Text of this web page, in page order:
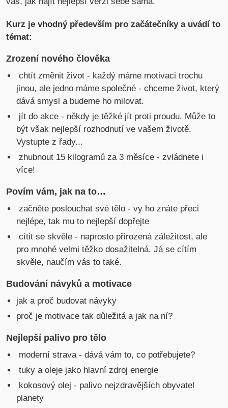
Kurz je vhodný především pro začátečníky a uvádí to
témat:
Zrození nového člověka
chtít změnit život - každý máme motivaci trochu
jinou, ale jedno máme společné - chceme život, který
dává smysl a budeme ho milovat.
jít do akce - někdy je těžké jít proti proudu. Může to
být však nejlepší rozhodnutí ve vašem životě.
Vystupte z řady...
zhubnout 15 kilogramů za 3 měsíce - zvládnete i
více!
Povím vám, jak na to…
začněte poslouchat své tělo - vy ho znáte přeci
nejlépe, tak mu to nejlepší dopřejte
cítit se skvěle - naprosto přirozená záležitost, ale
pro mnohé velmi těžko dosažitelná. Já se cítím
skvěle, naučím vás to také.
Budování návyků a motivace
jak a proč budovat návyky
proč je motivace tak důležitá a jak na ní?
Nejlepší palivo pro tělo
moderní strava - dává vám to, co potřebujete?
tuky a oleje jako hlavní zdroj energie
kokosový olej - palivo nejzdravějších obyvatel
planety